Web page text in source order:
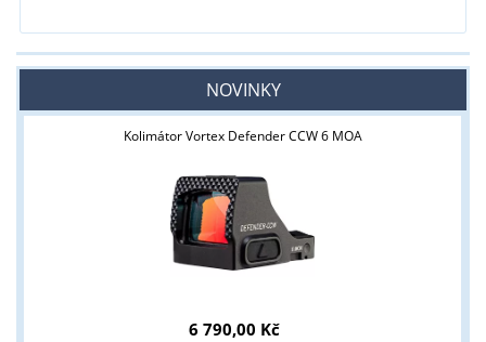
NOVINKY
Kolimátor Vortex Defender CCW 6 MOA
6 790,00 Kč